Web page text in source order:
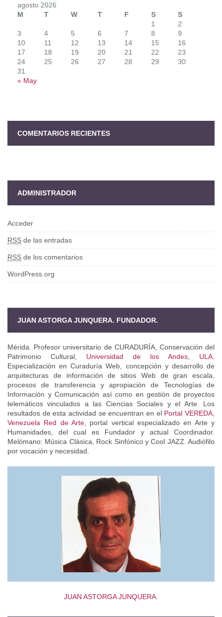
agosto 2026
M
T W T F S S
« May
1
2
3
4 5 6 7 8
9
10
11 12 13 14 15
16
17
18 19 20 21 22
23
24
25 26 27 28 29
30
31
COMENTARIOS RECIENTES
ADMINISTRADOR
Acceder
RSS de las entradas
RSS de los comentarios
WordPress.org
JUAN ASTORGA JUNQUERA. FUNDADOR.
Mérida. Profesor universitario de CURADURÍA, Conservación del
Patrimonio Cultural, Universidad de los Andes, ULA
Especialización en Curaduría Web, concepción y desarrollo de
arquitecturas de información de sitios Web de gran escala,
procesos de transferencia y apropiación de Tecnologías de
Información y Comunicación así como en gestión de proyectos
telemáticos vinculados a las Ciencias Sociales y el Arte. Los
resultados de esta actividad se encuentran en el Portal VEREDA,
Venezuela Red de Arte , portal vertical especializado en Arte y
Humanidades, del cual es Fundador y actual Coordinador.
Melómano: Música Clásica, Rock Sinfónico y Cool JAZZ. Audiófilo
por vocación y necesidad.
JUAN ASTORGA JUNQUERA.